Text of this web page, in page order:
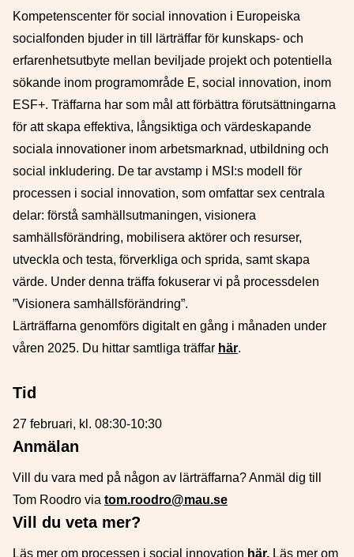
Kompetenscenter för social innovation i Europeiska
socialfonden bjuder in till lärträffar för kunskaps- och
erfarenhetsutbyte mellan beviljade projekt och potentiella
sökande inom programområde E, social innovation, inom
ESF+. Träffarna har som mål att förbättra förutsättningarna
för att skapa effektiva, långsiktiga och värdeskapande
sociala innovationer inom arbetsmarknad, utbildning och
social inkludering. De tar avstamp i MSI:s modell för
processen i social innovation, som omfattar sex centrala
delar: förstå samhällsutmaningen, visionera
samhällsförändring, mobilisera aktörer och resurser,
utveckla och testa, förverkliga och sprida, samt skapa
värde. Under denna träffa fokuserar vi på processdelen
”Visionera samhällsförändring”.
Lärträffarna genomförs digitalt en gång i månaden under
våren 2025. Du hittar samtliga träffar här.
Tid
27 februari, kl. 08:30-10:30
Anmälan
Vill du vara med på någon av lärträffarna? Anmäl dig till
Tom Roodro via tom.roodro@mau.se
Vill du veta mer?
Läs mer om processen i social innovation här. Läs mer om